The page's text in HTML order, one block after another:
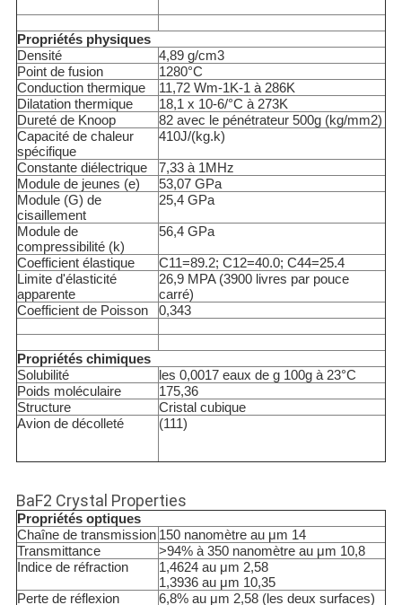
Propriétés physiques
Densité
4,89 g/cm3
Point de fusion
1280°C
Conduction thermique
11,72 Wm-1K-1à 286K
Dilatation thermique
18,1 x 10-6/°C à 273K
Dureté de Knoop
82 avec le pénétrateur 500g (kg/mm2)
Capacité de chaleur
spécifique
410J/(kg.k)
Constante diélectrique
7,33 à 1MHz
Module de jeunes (e)
53,07 GPa
Module (G) de
cisaillement
25,4 GPa
Module de
compressibilité (k)
56,4 GPa
Coefficient élastique C11=89.2; C12=40.0; C44=25.4
Limite d'élasticité
apparente
26,9 MPA (3900 livres par pouce
carré)
Coefficient de Poisson
0,343
Propriétés chimiques
Solubilité
les 0,0017 eaux de g 100g à 23°C
Poids moléculaire
175,36
Structure
Cristal cubique
Avion de décolleté
(111)
BaF2 Crystal Properties
Propriétés optiques
Chaîne de transmission 150 nanomètre au μm 14
Transmittance
>94% à 350 nanomètre au μm 10,8
Indice de réfraction
1,4624 au μm 2,58
1,3936 au μm 10,35
Perte de réflexion
6,8% au μm 2,58 (les deux surfaces)